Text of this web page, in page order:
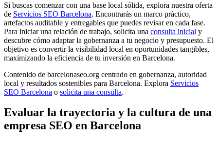
Si buscas comenzar con una base local sólida, explora nuestra oferta
de Servicios SEO Barcelona. Encontrarás un marco práctico,
artefactos auditable y entregables que puedes revisar en cada fase.
Para iniciar una relación de trabajo, solicita una consulta inicial y
descubre cómo adaptar la gobernanza a tu negocio y presupuesto. El
objetivo es convertir la visibilidad local en oportunidades tangibles,
maximizando la eficiencia de tu inversión en Barcelona.
Contenido de barcelonaseo.org centrado en gobernanza, autoridad
local y resultados sostenibles para Barcelona. Explora Servicios
SEO Barcelona o solicita una consulta.
Evaluar la trayectoria y la cultura de una
empresa SEO en Barcelona